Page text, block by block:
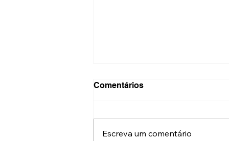
Comentários
Escreva um comentário